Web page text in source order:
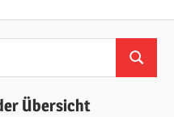
Suchen
Übersicht